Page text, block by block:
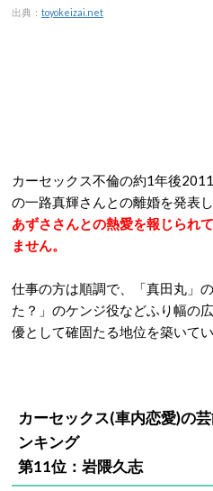
出典： toyokeizai.net
カーセックス不倫の約1年後
の一路真輝さんとの離婚を発表
あずささんとの熱愛を報じられ
ません。
仕事の方は順調で、「真田丸」
た？」のケンジ役などふり幅の
優として確固たる地位を築いてい
カーセックス(車内恋愛)の
ンキング
第11位：岩隈久志